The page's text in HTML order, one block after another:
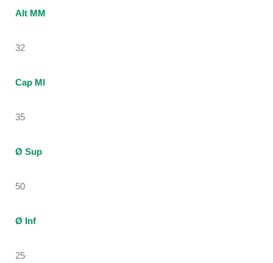
Alt MM
32
Cap Ml
35
Ø Sup
50
Ø Inf
25